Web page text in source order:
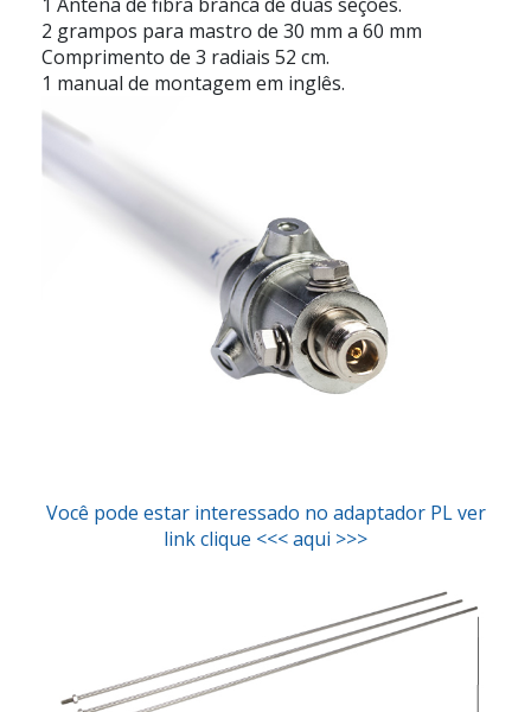
1 Antena de fibra branca de duas seções.
2 grampos para mastro de 30 mm a 60 mm
Comprimento de 3 radiais 52 cm.
1 manual de montagem em inglês.
Você pode estar interessado no adaptador PL ver
link clique <<< aqui >>>